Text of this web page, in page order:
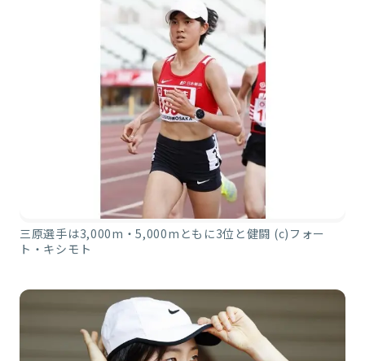
三原選手は3,000m・5,000mともに3位と健闘 (c)フォー
ト・キシモト